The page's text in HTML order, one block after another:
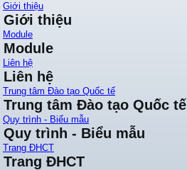
Giới thiệu
Giới thiệu
Module
Module
Liên hệ
Liên hệ
Trung tâm Đào tạo Quốc tế
Trung tâm Đào tạo Quốc tế
Quy trình - Biểu mẫu
Quy trình - Biểu mẫu
Trang ĐHCT
Trang ĐHCT